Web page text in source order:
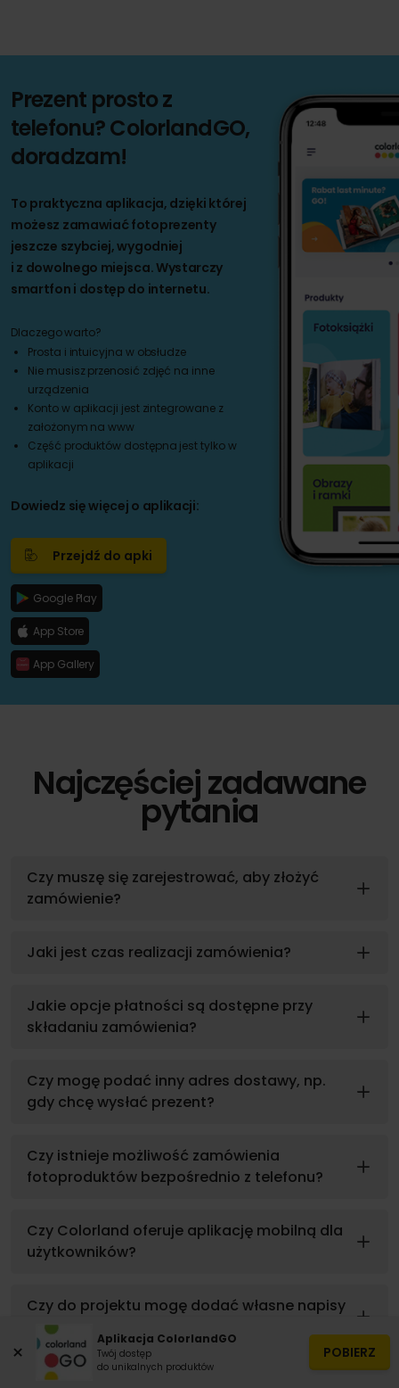
× Aplikacja ColorlandGO
Twój dostęp
do unikalnych produktów
POBIERZ
Prezent prosto z
telefonu? ColorlandGO,
doradzam!
To praktyczna aplikacja, dzięki której
możesz zamawiać fotoprezenty
jeszcze szybciej, wygodniej
i z dowolnego miejsca. Wystarczy
smartfon i dostęp do internetu.
Dlaczego warto?
Prosta i intuicyjna w obsłudze
Nie musisz przenosić zdjęć na inne
urządzenia
Konto w aplikacji jest zintegrowane z
założonym na www
Część produktów dostępna jest tylko w
aplikacji
Dowiedz się więcej o aplikacji:
Przejdź do apki
Google Play
App Store
App Gallery
Najczęściej zadawane
pytania
Czy muszę się zarejestrować, aby złożyć
zamówienie?
Jaki jest czas realizacji zamówienia?
Jakie opcje płatności są dostępne przy
składaniu zamówienia?
Czy mogę podać inny adres dostawy, np.
gdy chcę wysłać prezent?
Czy istnieje możliwość zamówienia
fotoproduktów bezpośrednio z telefonu?
Czy Colorland oferuje aplikację mobilną dla
użytkowników?
Czy do projektu mogę dodać własne napisy
lub grafiki?
Ile kosztuje dostawa zamówionych